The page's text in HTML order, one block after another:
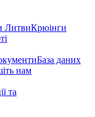
ЛитвиКрюінги
База даних
нам
та